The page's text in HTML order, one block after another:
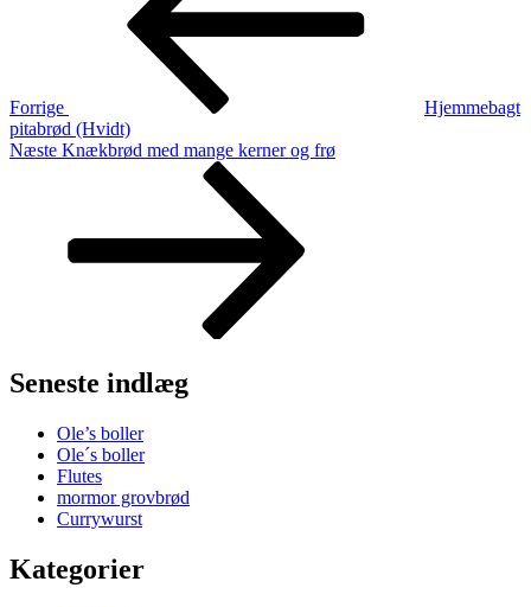
Forrige
Hjemmebagt
pitabrød (Hvidt)
Næste
Næste Knækbrød med mange kerner og frø
Seneste indlæg
Ole’s boller
Ole´s boller
Flutes
mormor grovbrød
Currywurst
Kategorier